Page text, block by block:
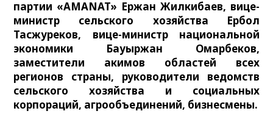
партии «AMANAT» Ержан Жилкибаев, вице-
министр сельского хозяйства Ербол
Тасжуреков, вице-министр национальной
экономики Бауыржан Омарбеков,
заместители акимов областей всех
регионов страны, руководители ведомств
сельского хозяйства и социальных
корпораций, агрообъединений, бизнесмены.